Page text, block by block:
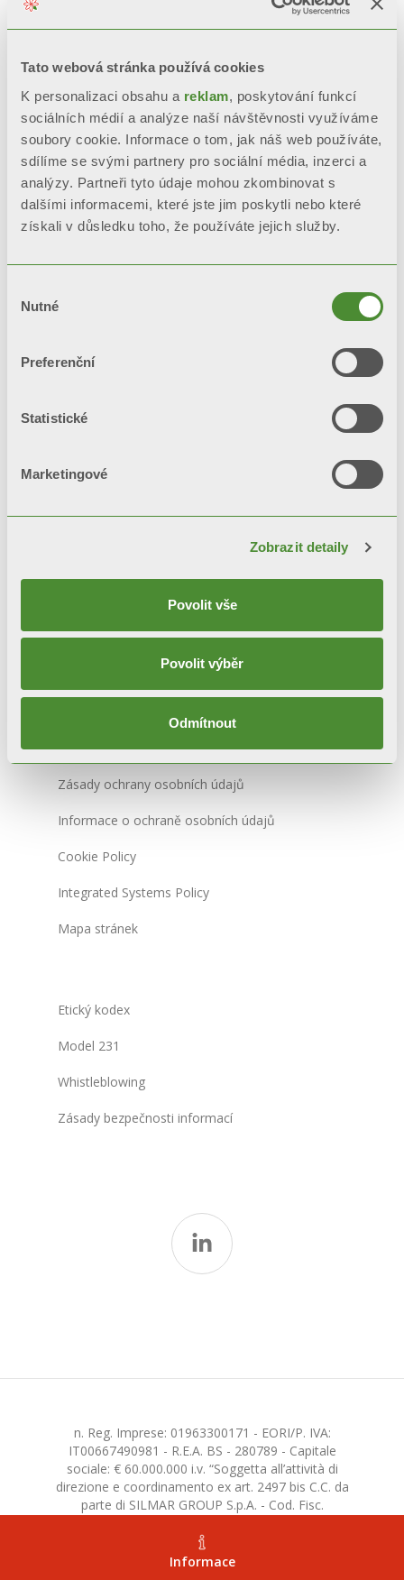
Tato webová stránka používá cookies
K personalizaci obsahu a reklam, poskytování funkcí
sociálních médií a analýze naší návštěvnosti využíváme
soubory cookie. Informace o tom, jak náš web používáte,
sdílíme se svými partnery pro sociální média, inzerci a
analýzy. Partneři tyto údaje mohou zkombinovat s
dalšími informacemi, které jste jim poskytli nebo které
získali v důsledku toho, že používáte jejich služby.
souhlasu
Nutné
Preferenční
Statistické
Marketingové
Zobrazit detaily
Povolit vše
Povolit výběr
Odmítnout
Radiátory do obývacích prostor z
Rozteče: od 235 do 2000 mm
Informace
© FONDITAL S.p.A. Società a unico socio
Sede Legale e Amministrativa
Zásady ochrany osobních údajů
Informace o ochraně osobních údajů
Cookie Policy
Integrated Systems Policy
Mapa stránek
Etický kodex
Model 231
Whistleblowing
Zásady bezpečnosti informací
n. Reg. Imprese: 01963300171 - EORI/P. IVA:
IT00667490981 - R.E.A. BS - 280789 - Capitale
sociale: € 60.000.000 i.v. “Soggetta all’attività di
direzione e coordinamento ex art. 2497 bis C.C. da
parte di SILMAR GROUP S.p.A. - Cod. Fisc.